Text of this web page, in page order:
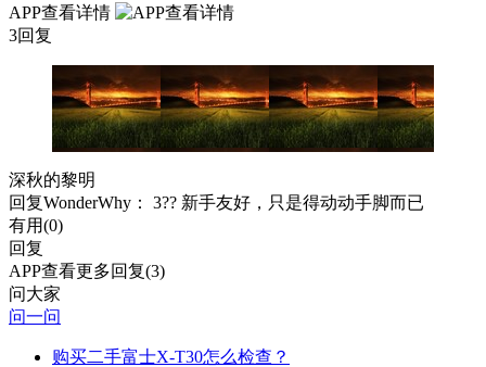
APP查看详情
3回复
深秋的黎明
回复WonderWhy ： 3?? 新手友好，只是得动动手脚而已
有用(0)
回复
APP查看更多回复(3)
问大家
问一问
购买二手富士X-T30怎么检查？